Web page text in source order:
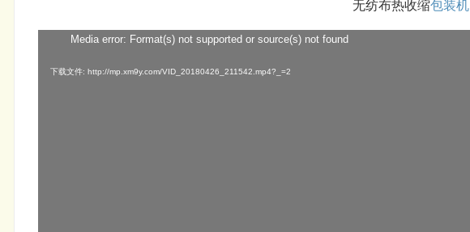
无纺布热收缩包装机
Media error: Format(s) not supported or source(s) not found
下载文件: http://mp.xm9y.com/VID_20180426_211542.mp4?_=2